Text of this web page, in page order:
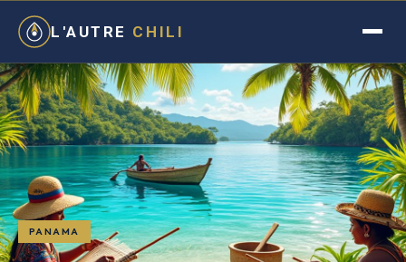
L'AUTRE CHILI
PANAMA